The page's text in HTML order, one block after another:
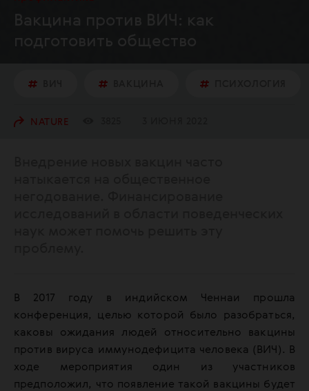
NATURE
В 2017 году в индийском Ченнаи прошла
конференция, целью которой было разобраться,
каковы ожидания людей относительно вакцины
против вируса иммунодефицита человека (ВИЧ). В
ходе мероприятия один из участников
предположил, что появление такой вакцины будет